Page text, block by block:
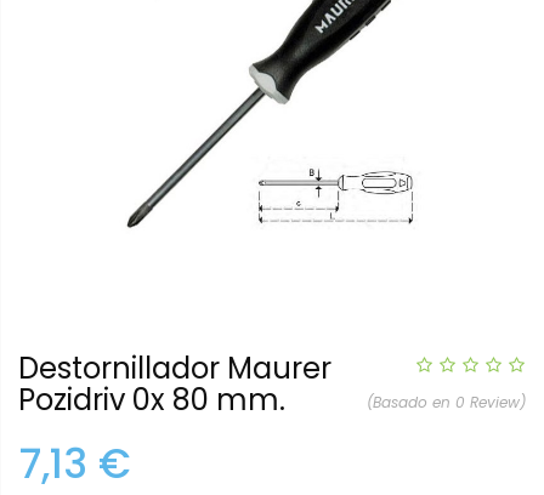
(Basado en 0 Review)
Destornillador Maurer
Pozidriv 0x 80 mm.
7,13 €